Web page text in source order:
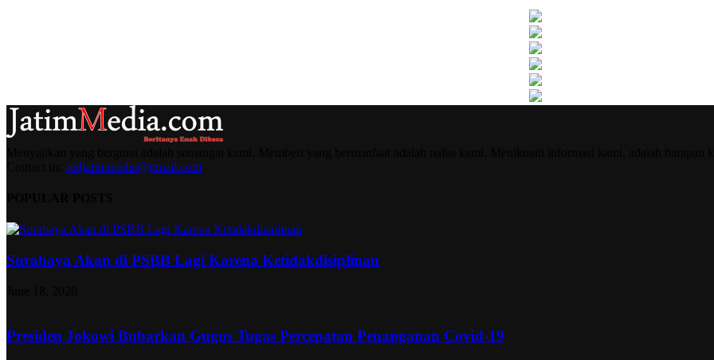
redjatimmedia@gmail.com
Surabaya Akan di PSBB Lagi Karena Ketidakdisiplinan
Presiden Jokowi Bubarkan Gugus Tugas Percepatan Penanganan Covid-19